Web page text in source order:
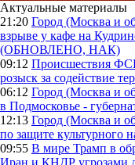
Актуальные материалы
21:20 Город (Москва и
взрыве у кафе на
(ОБНОВЛЕНО, НАК)
09:12 Происшествия
розыск за содействие
06:12 Город (Москва и
в Подмосковье -
12:13 Город (Москва и
по защите культурного
09:55 В мире Трамп в